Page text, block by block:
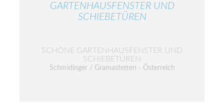
GARTENHAUSFENSTER UND
SCHIEBETÜREN
SCHÖNE GARTENHAUSFENSTER UND
SCHIEBETÜREN
Schmidinger / Gramastetten - Österreich